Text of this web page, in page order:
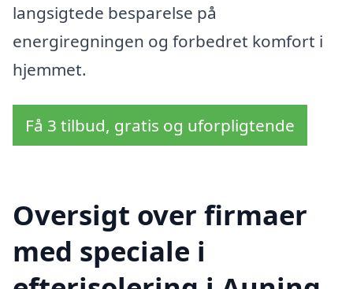
langsigtede besparelse på
energiregningen og forbedret komfort i
hjemmet.
Få 3 tilbud, gratis og uforpligtende
Oversigt over firmaer
med speciale i